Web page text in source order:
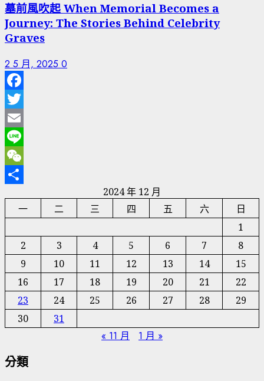
墓前風吹起 When Memorial Becomes a
Journey: The Stories Behind Celebrity
Graves
2 5 月, 2025 0
Facebook
Twitter
Email
Line
WeChat
2024 年 12 月
一
二 三 四 五 六
日
1
2
3 4 5 6 7
8
9
10 11 12 13 14
15
16
17 18 19 20 21
22
23
24 25 26 27 28
29
30
31
« 11 月 1 月 »
分類